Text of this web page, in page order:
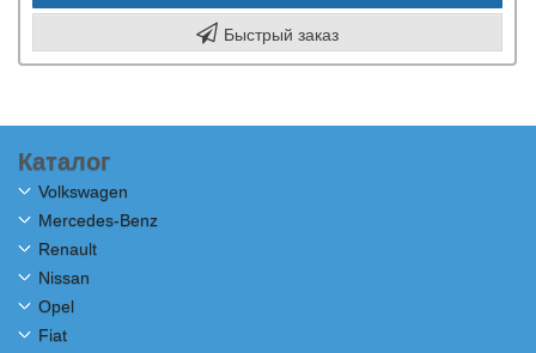
Быстрый заказ
Каталог
Volkswagen
Mercedes-Benz
Renault
Nissan
Opel
Fiat